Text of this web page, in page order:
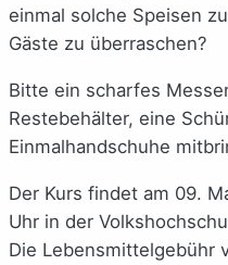
einmal solche Speisen
Gäste zu überraschen?
Bitte ein scharfes
Restebehälter, eine
Einmalhandschuhe
Der Kurs findet am 09.
Uhr in der
Die Lebensmittelgebühr